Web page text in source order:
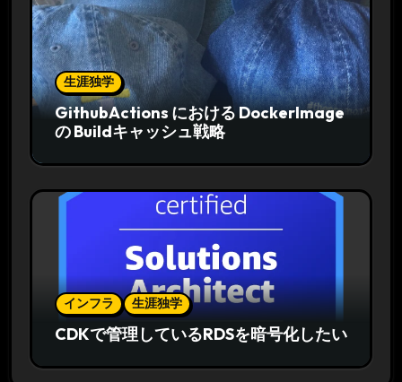
生涯独学
GithubActions における DockerImage
の Buildキャッシュ戦略
インフラ 生涯独学
CDKで管理しているRDSを暗号化したい